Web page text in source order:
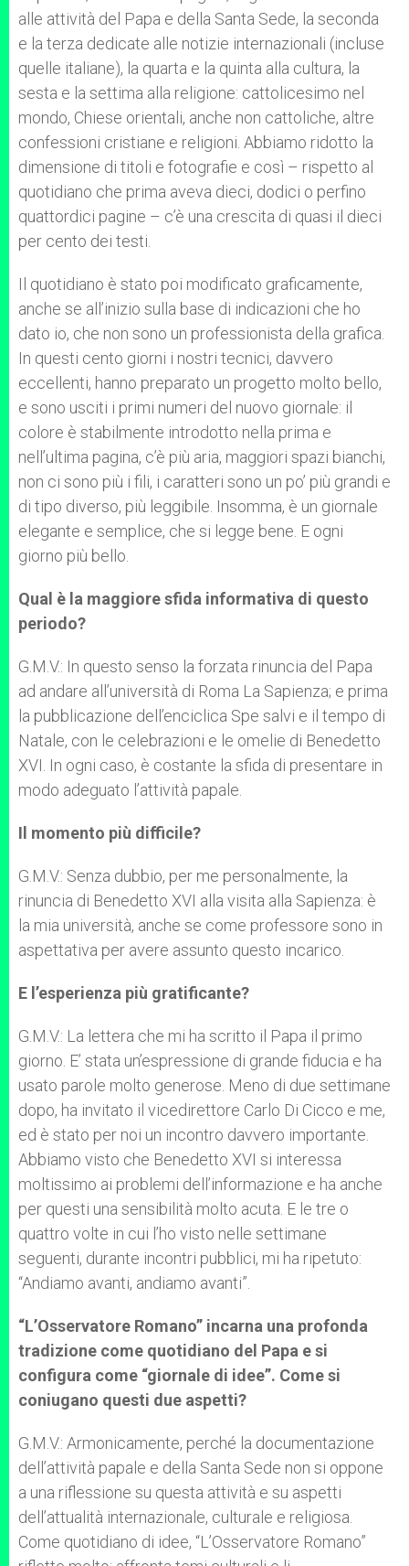
alle attività del Papa e della Santa Sede, la seconda
e la terza dedicate alle notizie internazionali (incluse
quelle italiane), la quarta e la quinta alla cultura, la
sesta e la settima alla religione: cattolicesimo nel
mondo, Chiese orientali, anche non cattoliche, altre
confessioni cristiane e religioni. Abbiamo ridotto la
dimensione di titoli e fotografie e così – rispetto al
quotidiano che prima aveva dieci, dodici o perfino
quattordici pagine – c’è una crescita di quasi il dieci
per cento dei testi.
Il quotidiano è stato poi modificato graficamente,
anche se all’inizio sulla base di indicazioni che ho
dato io, che non sono un professionista della grafica.
In questi cento giorni i nostri tecnici, davvero
eccellenti, hanno preparato un progetto molto bello,
e sono usciti i primi numeri del nuovo giornale: il
colore è stabilmente introdotto nella prima e
nell’ultima pagina, c’è più aria, maggiori spazi bianchi,
non ci sono più i fili, i caratteri sono un po’ più grandi e
di tipo diverso, più leggibile. Insomma, è un giornale
elegante e semplice, che si legge bene. E ogni
giorno più bello.
Qual è la maggiore sfida informativa di questo
periodo?
G.M.V.: In questo senso la forzata rinuncia del Papa
ad andare all’università di Roma La Sapienza; e prima
la pubblicazione dell’enciclica Spe salvi e il tempo di
Natale, con le celebrazioni e le omelie di Benedetto
XVI. In ogni caso, è costante la sfida di presentare in
modo adeguato l’attività papale.
Il momento più difficile?
G.M.V.: Senza dubbio, per me personalmente, la
rinuncia di Benedetto XVI alla visita alla Sapienza: è
la mia università, anche se come professore sono in
aspettativa per avere assunto questo incarico.
E l’esperienza più gratificante?
G.M.V.: La lettera che mi ha scritto il Papa il primo
giorno. E’ stata un’espressione di grande fiducia e ha
usato parole molto generose. Meno di due settimane
dopo, ha invitato il vicedirettore Carlo Di Cicco e me,
ed è stato per noi un incontro davvero importante.
Abbiamo visto che Benedetto XVI si interessa
moltissimo ai problemi dell’informazione e ha anche
per questi una sensibilità molto acuta. E le tre o
quattro volte in cui l’ho visto nelle settimane
seguenti, durante incontri pubblici, mi ha ripetuto:
“Andiamo avanti, andiamo avanti”.
“L’Osservatore Romano” incarna una profonda
tradizione come quotidiano del Papa e si
configura come “giornale di idee”. Come si
coniugano questi due aspetti?
G.M.V.: Armonicamente, perché la documentazione
dell’attività papale e della Santa Sede non si oppone
a una riflessione su questa attività e su aspetti
dell’attualità internazionale, culturale e religiosa.
Come quotidiano di idee, “L’Osservatore Romano”